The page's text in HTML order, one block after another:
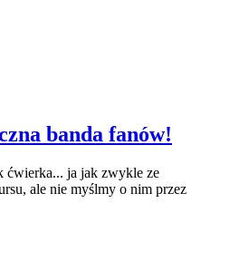
banda fanów!
ćwierka... ja jak zwykle ze
ale nie myślmy o nim przez